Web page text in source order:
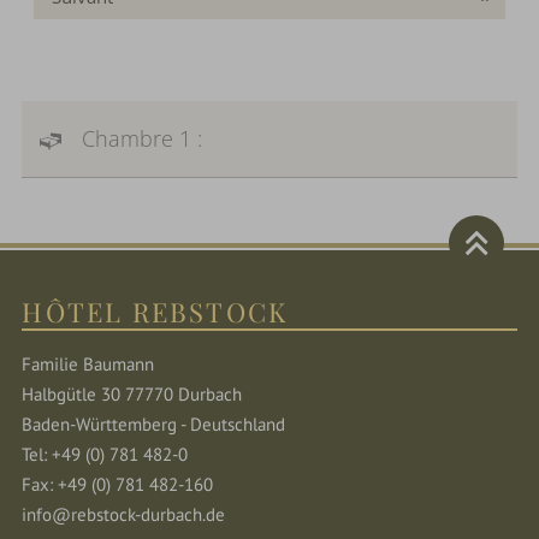
Chambre 1 :
HÔTEL REBSTOCK
Familie Baumann
Halbgütle 30 77770 Durbach
Baden-Württemberg - Deutschland
Tel: +49 (0) 781 482-0
Fax: +49 (0) 781 482-160
info@rebstock-durbach.de